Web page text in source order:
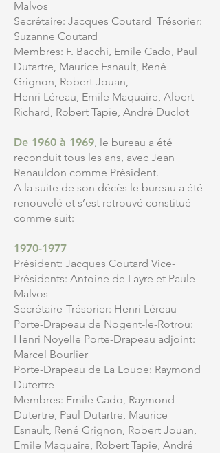
Malvos
Secrétaire: Jacques Coutard Trésorier:
Suzanne Coutard
Membres: F. Bacchi, Emile Cado, Paul
Dutartre, Maurice Esnault, René
Grignon, Robert Jouan,
Henri Léreau, Emile Maquaire, Albert
Richard, Robert Tapie, André Duclot
De 1960 à 1969, le bureau a été
reconduit tous les ans, avec Jean
Renauldon comme Président.
A la suite de son décès le bureau a été
renouvelé et s’est retrouvé constitué
comme suit:
1970-1977
Président: Jacques Coutard Vice-
Présidents: Antoine de Layre et Paule
Malvos
Secrétaire-Trésorier: Henri Léreau
Porte-Drapeau de Nogent-le-Rotrou:
Henri Noyelle Porte-Drapeau adjoint:
Marcel Bourlier
Porte-Drapeau de La Loupe: Raymond
Dutertre
Membres: Emile Cado, Raymond
Dutertre, Paul Dutartre, Maurice
Esnault, René Grignon, Robert Jouan,
Emile Maquaire, Robert Tapie, André